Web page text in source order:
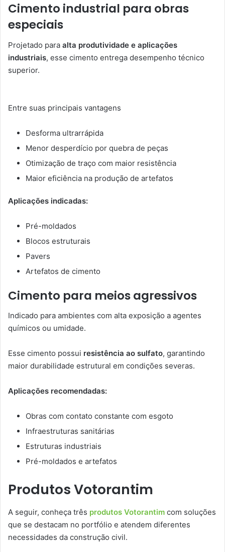
Cimento industrial para obras
especiais
Projetado para alta produtividade e aplicações
industriais, esse cimento entrega desempenho técnico
superior.
Entre suas principais vantagens
Desforma ultrarrápida
Menor desperdício por quebra de peças
Otimização de traço com maior resistência
Maior eficiência na produção de artefatos
Aplicações indicadas:
Pré-moldados
Blocos estruturais
Pavers
Artefatos de cimento
Cimento para meios agressivos
Indicado para ambientes com alta exposição a agentes
químicos ou umidade.
Esse cimento possui resistência ao sulfato, garantindo
maior durabilidade estrutural em condições severas.
Aplicações recomendadas:
Obras com contato constante com esgoto
Infraestruturas sanitárias
Estruturas industriais
Pré-moldados e artefatos
Produtos Votorantim
A seguir, conheça três produtos Votorantim com soluções
que se destacam no portfólio e atendem diferentes
necessidades da construção civil.